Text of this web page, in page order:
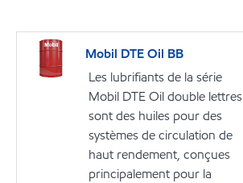
Mobil DTE Oil BB
Les lubrifiants de la série
Mobil DTE Oil double lettres
sont des huiles pour des
systèmes de circulation de
haut rendement, conçues
principalement pour la